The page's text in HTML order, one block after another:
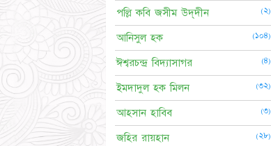
পল্লি কবি জসীম উদ্‌দীন (২)
আনিসুল হক (১০৪)
ঈশ্বরচন্দ্র বিদ্যাসাগর (৪)
ইমদাদুল হক মিলন (৩২)
আহসান হাবিব (৩)
জহির রায়হান (২৮)